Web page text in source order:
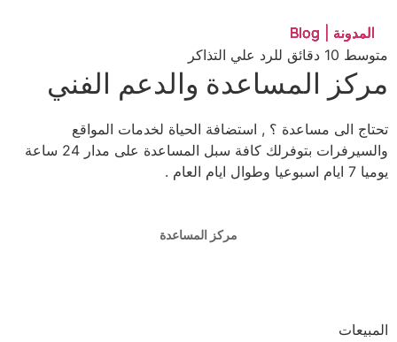
المدونة | Blog
المدونة | Blog
المدونة | Blog
المدونة | Blog
المدونة | Blog
المدونة | Blog
المدونة | Blog
المدونة | Blog
متوسط 10 دقائق للرد علي التذاكر
مركز المساعدة والدعم الفني
تحتاج الى مساعدة ؟ , استضافة الحياة لخدمات المواقع
والسيرفرات بتوفرلك كافة سبل المساعدة على مدار 24 ساعة
يوميا 7 ايام اسبوعيا وطوال ايام العام .
مركز المساعدة
المبيعات